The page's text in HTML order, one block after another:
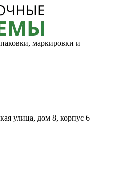
маркировки и
улица, дом 8, корпус 6